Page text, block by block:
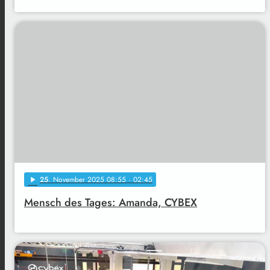
play_arrow 25. November 2025 08:55 · 02:45
Mensch des Tages: Amanda, CYBEX